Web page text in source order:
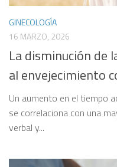
GINECOLOGÍA
16 MARZO, 2026
La disminución de
al envejecimiento
Un aumento en el tiempo
se correlaciona con una
verbal y...